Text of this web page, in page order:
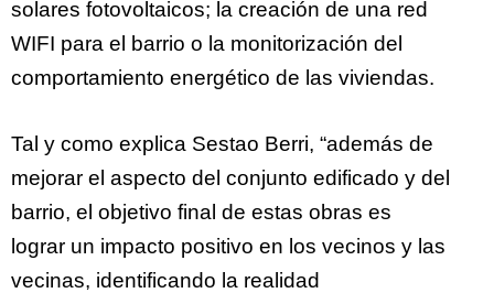
solares fotovoltaicos; la creación de una red
WIFI para el barrio o la monitorización del
comportamiento energético de las viviendas.
Tal y como explica Sestao Berri, “además de
mejorar el aspecto del conjunto edificado y del
barrio, el objetivo final de estas obras es
lograr un impacto positivo en los vecinos y las
vecinas, identificando la realidad